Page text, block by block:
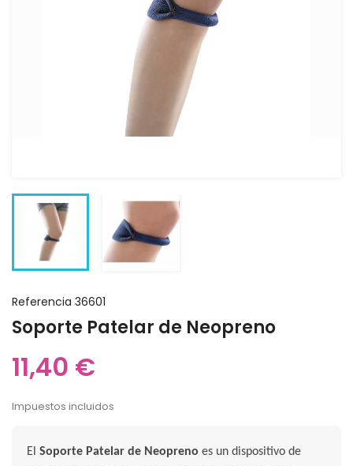
Referencia 36601
Soporte Patelar de Neopreno
11,40 €
Impuestos incluidos
ElSoporte Patelar de Neopreno es un dispositivo de